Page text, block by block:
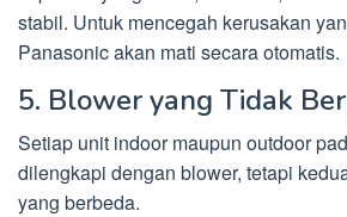
stabil. Untuk mencegah kerusakan
Panasonic akan mati secara otomatis.
5. Blower yang Tidak
Setiap unit indoor maupun outdoor
dilengkapi dengan blower, tetapi
yang berbeda.